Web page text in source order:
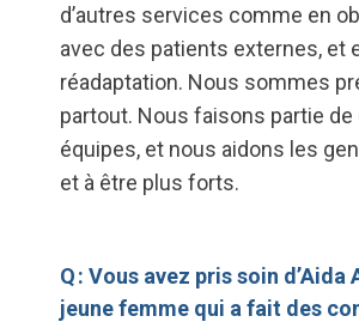
d’autres services comme en
avec des patients externes, et
réadaptation. Nous sommes
partout. Nous faisons partie de
équipes, et nous aidons les
et à être plus forts.
Q : Vous avez pris soin d’Aida
jeune femme qui a fait des